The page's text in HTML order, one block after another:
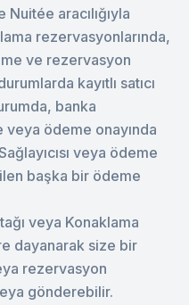
aracılığıyla
rezervasyonlarında,
ve rezervasyon
kayıtlı satıcı
banka
ödeme onayında
veya ödeme
başka bir ödeme
veya Konaklama
dayanarak size bir
rezervasyon
gönderebilir.